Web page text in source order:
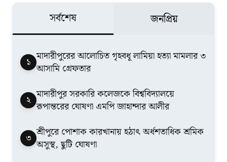
সর্বশেষ জনপ্রিয়
১ মাদারীপুরের আলোচিত গৃহবধূ লামিয়া হত্যা মামলার ৩
আসামি গ্রেফতার
২ মাদারীপুর সরকারি কলেজকে বিশ্ববিদ্যালয়ে
রূপান্তরের ঘোষণা এমপি জাহান্দার আলীর
৩ শ্রীপুরে পোশাক কারখানায় হঠাৎ অর্ধশতাধিক শ্রমিক
অসুস্থ, ছুটি ঘোষণা